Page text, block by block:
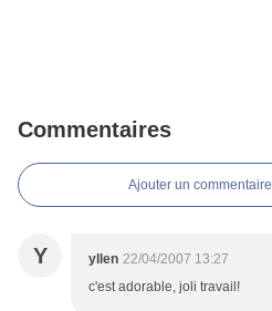
Commentaires
Ajouter un commentaire
Y yllen 22/04/2007 13:27
c'est adorable, joli travail!